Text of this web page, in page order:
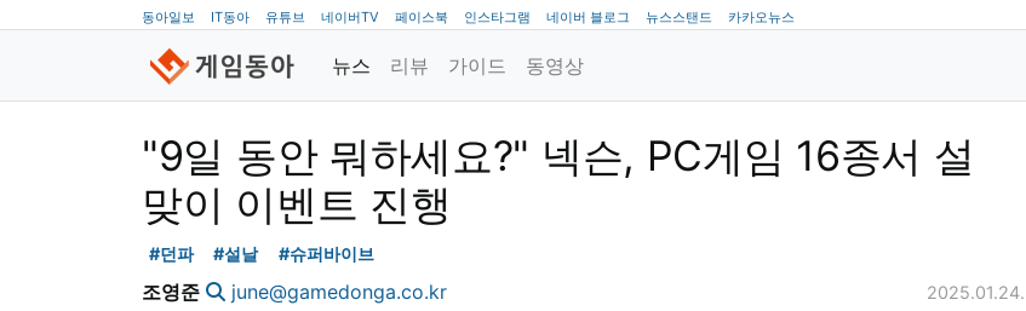
동아일보 IT동아 유튜브 네이버TV 페이스북 인스타그램 네이버 블로그 뉴스스탠드 카카오뉴스
뉴스 리뷰 가이드 동영상
"9일 동안 뭐하세요?" 넥슨, PC게임 16종서 설
맞이 이벤트 진행
#던파 #설날 #슈퍼바이브
조영준 june@gamedonga.co.kr 2025.01.24.